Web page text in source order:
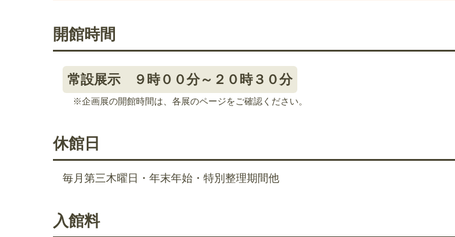
開館時間
常設展示 ９時００分～２０時３０分
※企画展の開館時間は、各展のページをご確認ください。
休館日
毎月第三木曜日・年末年始・特別整理期間他
入館料